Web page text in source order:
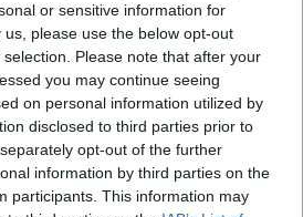
or sensitive information for
please use the below opt-out
Please note that after your
you may continue seeing
on personal information utilized by
disclosed to third parties prior to
opt-out of the further
information by third parties on the
participants. This information may